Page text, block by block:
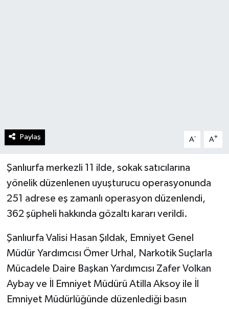
Paylaş A- A+
Şanlıurfa merkezli 11 ilde, sokak satıcılarına
yönelik düzenlenen uyuşturucu operasyonunda
251 adrese eş zamanlı operasyon düzenlendi,
362 şüpheli hakkında gözaltı kararı verildi.
Şanlıurfa Valisi Hasan Şıldak, Emniyet Genel
Müdür Yardımcısı Ömer Urhal, Narkotik Suçlarla
Mücadele Daire Başkan Yardımcısı Zafer Volkan
Aybay ve İl Emniyet Müdürü Atilla Aksoy ile İl
Emniyet Müdürlüğünde düzenlediği basın